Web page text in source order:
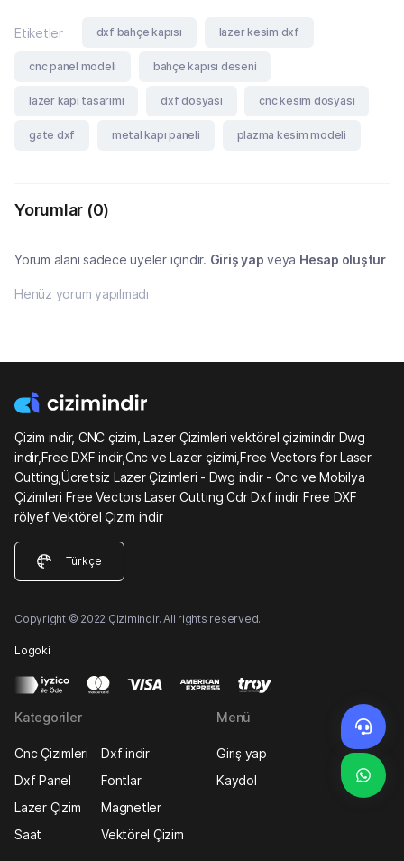
Etiketler dxf bahçe kapısı lazer kesim dxf
cnc panel modeli bahçe kapısı deseni
lazer kapı tasarımı dxf dosyası cnc kesim dosyası
gate dxf metal kapı paneli plazma kesim modeli
Yorumlar (0)
Yorum alanı sadece üyeler içindir. Giriş yap veya Hesap oluştur
Henüz yorum yapılmadı
Çizim indir, CNC çizim, Lazer Çizimleri vektörel çizimindir Dwg
indir,Free DXF indir,Cnc ve Lazer çizimi,Free Vectors for Laser
Cutting,Ücretsiz Lazer Çizimleri - Dwg indir - Cnc ve Mobilya
Çizimleri Free Vectors Laser Cutting Cdr Dxf indir Free DXF
rölyef Vektörel Çizim indir
Türkçe
Copyright © 2022 Çizimindir. All rights reserved.
Logoki
Kategoriler
Cnc Çizimleri
Dxf indir
Dxf Panel
Fontlar
Lazer Çizim
Magnetler
Saat
Vektörel Çizim
Menü
Giriş yap
Kaydol